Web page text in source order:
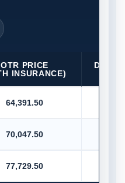
OTR PRICE
INSURANCE)
D/
64,391.50
70,047.50
77,729.50